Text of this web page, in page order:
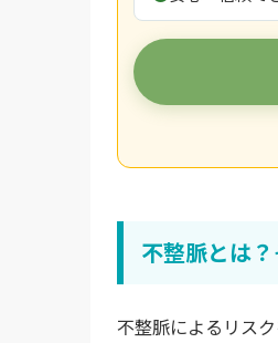
不整脈とは
不整脈によるリス